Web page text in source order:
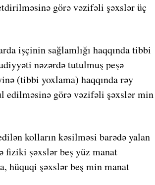
görə vəzifəli şəxslər üç
işçinin sağlamlığı haqqında tibbi
nəzərdə tutulmuş peşə
(tibbi yoxlama) haqqında rəy
edilməsinə görə vəzifəli şəxslər min
kolların kəsilməsi barədə yalan
fiziki şəxslər beş yüz manat
hüquqi şəxslər beş min manat